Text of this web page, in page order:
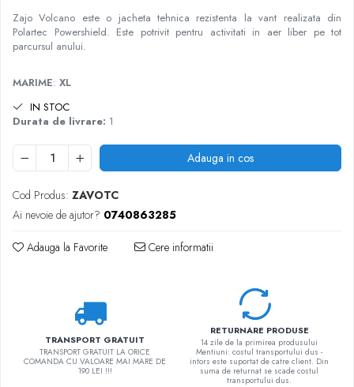
Zajo Volcano este o jacheta tehnica rezistenta la vant realizata din
Polartec Powershield. Este potrivit pentru activitati in aer liber pe tot
parcursul anului.
MARIME: XL
IN STOC
Durata de livrare: 1
Adauga in cos
Cod Produs: ZAVOTC
Ai nevoie de ajutor? 0740863285
Adauga la Favorite Cere informatii
TRANSPORT GRATUIT
TRANSPORT GRATUIT LA ORICE
COMANDA CU VALOARE MAI MARE DE
190 LEI !!!
RETURNARE PRODUSE
14 zile de la primirea produsului
Mentiuni: costul transportului dus -
intors este suportat de catre client. Din
suma de returnat se scade costul
transportului dus.